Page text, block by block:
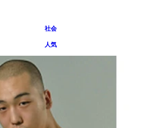
社会
人気